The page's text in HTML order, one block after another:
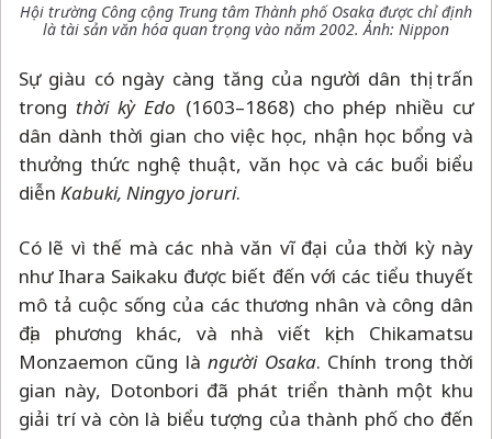
Hội trường Công cộng Trung tâm Thành phố Osaka được chỉ định
là tài sản văn hóa quan trọng vào năm 2002. Ảnh: Nippon
Sự giàu có ngày càng tăng của người dân thị trấn
trong thời kỳ Edo (1603–1868) cho phép nhiều cư
dân dành thời gian cho việc học, nhận học bổng và
thưởng thức nghệ thuật, văn học và các buổi biểu
diễn Kabuki, Ningyo joruri.
Có lẽ vì thế mà các nhà văn vĩ đại của thời kỳ này
như Ihara Saikaku được biết đến với các tiểu thuyết
mô tả cuộc sống của các thương nhân và công dân
địa phương khác, và nhà viết kịch Chikamatsu
Monzaemon cũng làngười Osaka. Chính trong thời
gian này, Dotonbori đã phát triển thành một khu
giải trí và còn là biểu tượng của thành phố cho đến